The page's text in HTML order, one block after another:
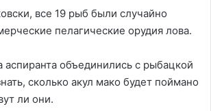
все 19 рыб были случайно
пелагические орудия лова.
аспиранта объединились с рыбацкой
сколько акул мако будет поймано
ли они.